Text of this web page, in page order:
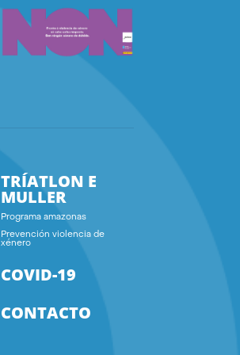
TRÍATLON E
MULLER
Programa amazonas
Prevención violencia de
xénero
COVID-19
CONTACTO